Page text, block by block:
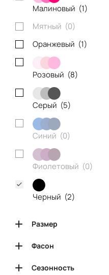
Малиновый (1)
Мятный (0)
Оранжевый (1)
Розовый (8)
Серый (5)
Синий (0)
Фиолетовый (0)
Черный (2)
Размер
Фасон
Сезонность